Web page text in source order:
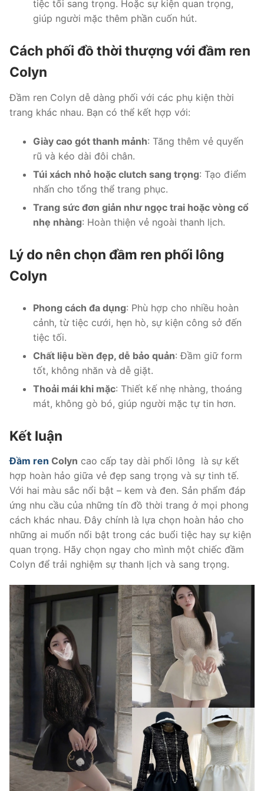
tiệc tối sang trọng. Hoặc sự kiện quan trọng,
giúp người mặc thêm phần cuốn hút.
Cách phối đồ thời thượng với đầm ren
Colyn
Đầm ren Colyn dễ dàng phối với các phụ kiện thời
trang khác nhau. Bạn có thể kết hợp với:
Giày cao gót thanh mảnh: Tăng thêm vẻ quyến
rũ và kéo dài đôi chân.
Túi xách nhỏ hoặc clutch sang trọng: Tạo điểm
nhấn cho tổng thể trang phục.
Trang sức đơn giản như ngọc trai hoặc vòng cổ
nhẹ nhàng: Hoàn thiện vẻ ngoài thanh lịch.
Lý do nên chọn đầm ren phối lông
Colyn
Phong cách đa dụng: Phù hợp cho nhiều hoàn
cảnh, từ tiệc cưới, hẹn hò, sự kiện công sở đến
tiệc tối.
Chất liệu bền đẹp, dễ bảo quản: Đầm giữ form
tốt, không nhăn và dễ giặt.
Thoải mái khi mặc: Thiết kế nhẹ nhàng, thoáng
mát, không gò bó, giúp người mặc tự tin hơn.
Kết luận
Đầm ren Colyn cao cấp tay dài phối lông là sự kết
hợp hoàn hảo giữa vẻ đẹp sang trọng và sự tinh tế.
Với hai màu sắc nổi bật – kem và đen. Sản phẩm đáp
ứng nhu cầu của những tín đồ thời trang ở mọi phong
cách khác nhau. Đây chính là lựa chọn hoàn hảo cho
những ai muốn nổi bật trong các buổi tiệc hay sự kiện
quan trọng. Hãy chọn ngay cho mình một chiếc đầm
Colyn để trải nghiệm sự thanh lịch và sang trọng.